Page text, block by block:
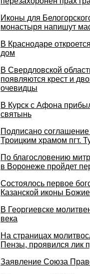
Иконы для
монастыря напишут
В Краснодаре
дом
В Свердловской
появляются крест и
очевидцы
В Курск с Афона
святынь
Подписано
Троицким храмом пгт.
По благословению
в Воронеже пройдет
Состоялось первое
Казанской иконы
В Георгиевске
века
На страницах
Пензы, проявился лик
Заявление Союза